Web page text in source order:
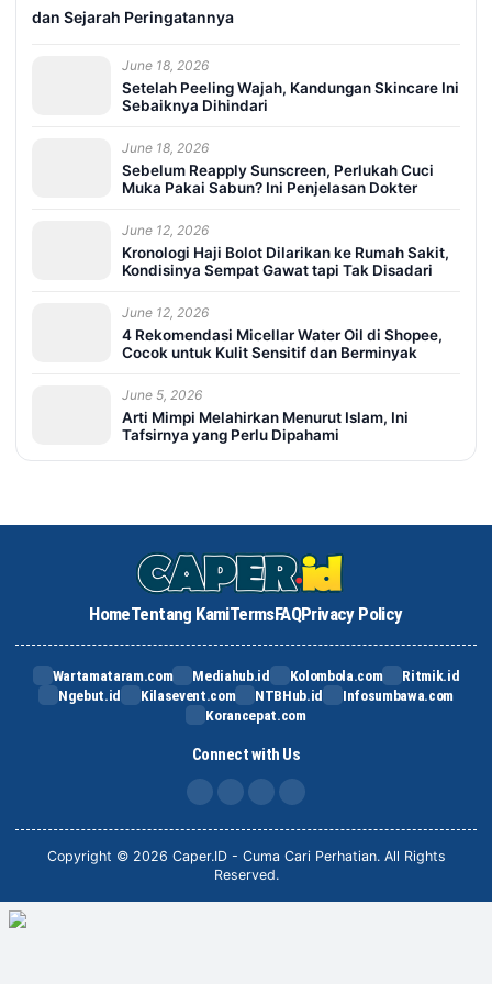
dan Sejarah Peringatannya
June 18, 2026
Setelah Peeling Wajah, Kandungan Skincare Ini
Sebaiknya Dihindari
June 18, 2026
Sebelum Reapply Sunscreen, Perlukah Cuci
Muka Pakai Sabun? Ini Penjelasan Dokter
June 12, 2026
Kronologi Haji Bolot Dilarikan ke Rumah Sakit,
Kondisinya Sempat Gawat tapi Tak Disadari
June 12, 2026
4 Rekomendasi Micellar Water Oil di Shopee,
Cocok untuk Kulit Sensitif dan Berminyak
June 5, 2026
Arti Mimpi Melahirkan Menurut Islam, Ini
Tafsirnya yang Perlu Dipahami
HomeTentang KamiTermsFAQPrivacy Policy
Wartamataram.com Mediahub.id Kolombola.com
Ritmik.id
Ngebut.id
Kilasevent.com NTBHub.id
Infosumbawa.com
Korancepat.com
Connect with Us
FB IG TikTok
Copyright © 2026 Caper.ID - Cuma Cari Perhatian. All Rights
Reserved.